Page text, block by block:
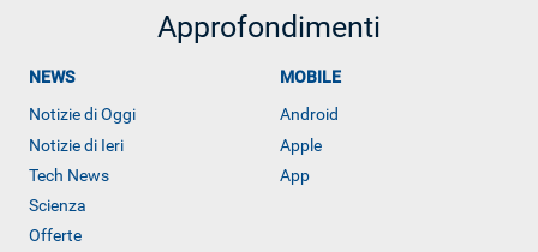
RECENSIONI
Approfondimenti
NEWS
Notizie di Oggi
Notizie di Ieri
Tech News
Scienza
Offerte
MOBILE
Android
Apple
App